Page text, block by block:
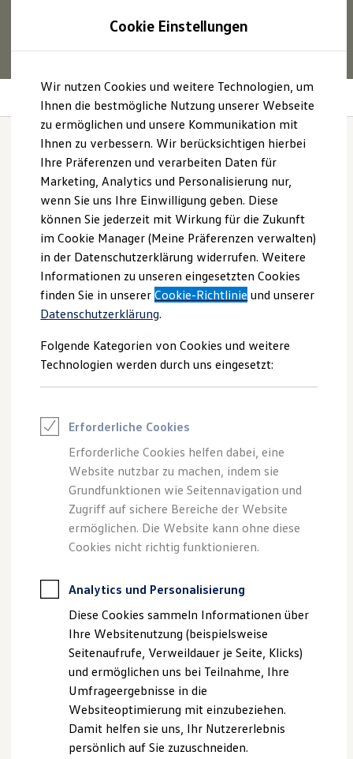
Hauptinhalt
springen
Footer
springen
Profitieren Sie von bis zu6.000 € 1
VolkswagenID. oder
Hybridmodelle.
Mehr zur E‑Auto-Förderung
Modelle und Konfigurator
Konfigurator
Modelle vergleichen
Konfiguration laden
Autosuche
Elektroautos
ENERGY Sondermodelle
Nutzfahrzeuge
SUV und CUV
Familienautos
Kombis
Kompaktwagen
Sportwagen
Schnell verfügbare Fahrzeuge
Angebote und Produkte
Aktuelle Angebote
E-Auto-Förderung
Volkswagen Marktplatz
Elektromobilität bei Gebrauchtwagen
Saisonangebote
Reifenpakete
Leasing
Leasing-Angebote
Gebrauchtwagen Leasing
Junge Gebrauchtwagen-Leasing
Elektroauto Leasing
Kleinwagen-Leasing
Autokredit mit Schlussrate
Versicherungen und Garantien
Kfz-Versicherung
Restschuldversicherungen
Garantien
Wartungsverträge
Geschäftskunden
Professional Class bei Volkswagen
Großkunden
Behörden
Direktkunden
Sonderfahrzeuge
Infotainment
Das Ziel im Blick. Den
Sound im Ohr.
, 1 von 4 , 2 von 4 , 3 von 4 , 4 von 4
Cookie Einstellungen
Wir nutzen Cookies und weitere Technologien, um
Ihnen die bestmögliche Nutzung unserer Webseite
zu ermöglichen und unsere Kommunikation mit
Ihnen zu verbessern. Wir berücksichtigen hierbei
Ihre Präferenzen und verarbeiten Daten für
Marketing, Analytics und Personalisierung nur,
wenn Sie uns Ihre Einwilligung geben. Diese
können Sie jederzeit mit Wirkung für die Zukunft
im Cookie Manager (Meine Präferenzen verwalten)
in der Datenschutzerklärung widerrufen. Weitere
Informationen zu unseren eingesetzten Cookies
finden Sie in unsererCookie-Richtlinie und unserer
Datenschutzerklärung.
Folgende Kategorien von Cookies und weitere
Technologien werden durch uns eingesetzt:
Erforderliche Cookies
Erforderliche Cookies helfen dabei, eine
Website nutzbar zu machen, indem sie
Grundfunktionen wie Seitennavigation und
Zugriff auf sichere Bereiche der Website
ermöglichen. Die Website kann ohne diese
Cookies nicht richtig funktionieren.
Analytics und Personalisierung
Diese Cookies sammeln Informationen über
Ihre Websitenutzung (beispielsweise
Seitenaufrufe, Verweildauer je Seite, Klicks)
und ermöglichen uns bei Teilnahme, Ihre
Umfrageergebnisse in die
Websiteoptimierung mit einzubeziehen.
Damit helfen sie uns, Ihr Nutzererlebnis
persönlich auf Sie zuzuschneiden.